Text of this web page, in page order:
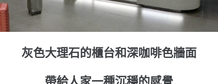
灰色大理石的櫃台和深咖啡色牆面